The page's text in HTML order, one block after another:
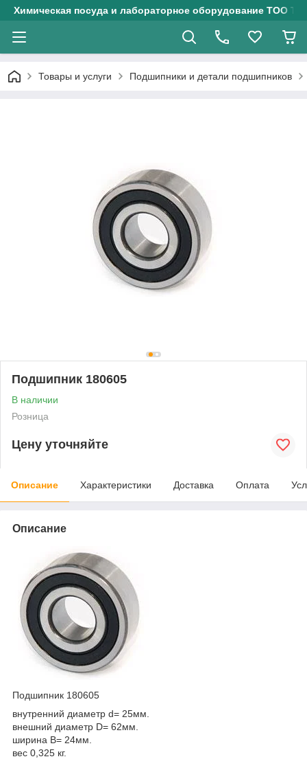
Химическая посуда и лабораторное оборудование ТОО
Товары и услуги Подшипники и детали подшипников
Подшипник 180605
В наличии
Розница
Цену уточняйте
Описание Характеристики Доставка Оплата
Описание
Подшипник 180605
внутренний диаметр d= 25мм.
внешний диаметр D= 62мм.
ширина B= 24мм.
вес 0,325 кг.